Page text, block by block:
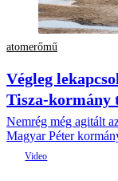
atomerőmű
Végleg
Tisza-kormány
Nemrég még agitált
Magyar Péter